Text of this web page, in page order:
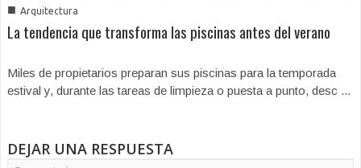
■ Arquitectura
La tendencia que transforma las piscinas antes del verano
Miles de propietarios preparan sus piscinas para la temporada
estival y, durante las tareas de limpieza o puesta a punto, desc ...
DEJAR UNA RESPUESTA